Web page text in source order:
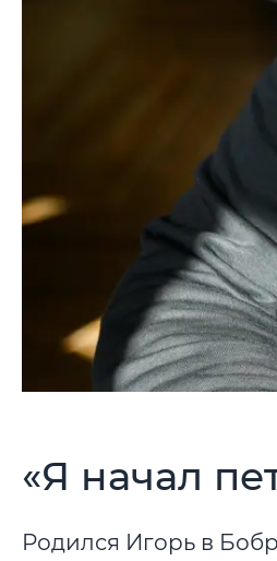
«Я начал
Родился Игорь в